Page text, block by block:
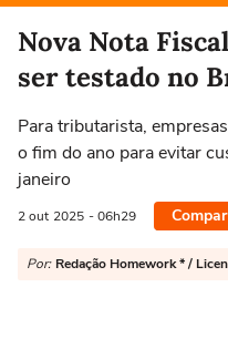
Nova Nota
ser testado no
Para tributarista,
o fim do ano para evitar
janeiro
2 out 2025 - 06h29
Por: Redação Homework * /